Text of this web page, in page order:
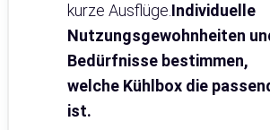
kurze Ausflüge. Individuelle
Nutzungsgewohnheiten
Bedürfnisse bestimmen,
welche Kühlbox die
ist.